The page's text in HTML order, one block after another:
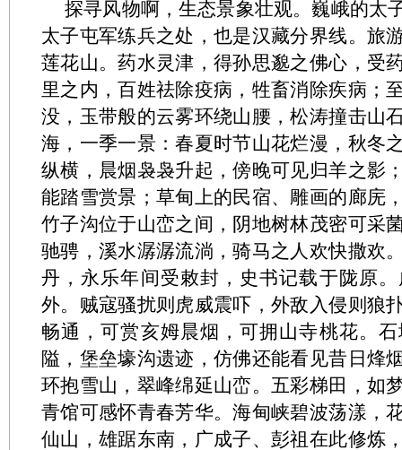
探寻风物啊，生态景象壮观。巍峨的太
太子屯军练兵之处，也是汉藏分界线。旅
莲花山。药水灵津，得孙思邈之佛心，受
里之内，百姓祛除疫病，牲畜消除疾病；
没，玉带般的云雾环绕山腰，松涛撞击山
海，一季一景：春夏时节山花烂漫，秋冬
纵横，晨烟袅袅升起，傍晚可见归羊之影
能踏雪赏景；草甸上的民宿、雕画的廊庑
竹子沟位于山峦之间，阴地树林茂密可采
驰骋，溪水潺潺流淌，骑马之人欢快撒欢
丹，永乐年间受敕封，史书记载于陇原
外。贼寇骚扰则虎威震吓，外敌入侵则狼
畅通，可赏亥姆晨烟，可拥山寺桃花。
隘，堡垒壕沟遗迹，仿佛还能看见昔日烽
环抱雪山，翠峰绵延山峦。五彩梯田，如
青馆可感怀青春芳华。海甸峡碧波荡漾，
仙山，雄踞东南，广成子、彭祖在此修炼